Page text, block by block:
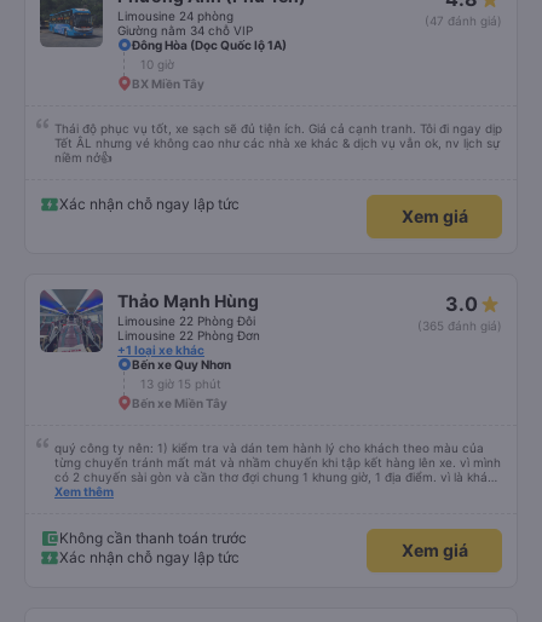
Limousine 24 phòng
Giường nằm 34 chỗ VIP
(47 đánh giá)
Đông Hòa (Dọc Quốc lộ 1A)
10 giờ
BX Miền Tây
Thái độ phục vụ tốt, xe sạch sẽ đủ tiện ích. Giá cả cạnh tranh. Tôi đi ngay dịp
Tết ÂL nhưng vé không cao như các nhà xe khác & dịch vụ vẫn ok, nv lịch sự
niềm nở👍
Xác nhận chỗ ngay lập tức
Xem giá
Thảo Mạnh Hùng
Limousine 22 Phòng Đôi
Limousine 22 Phòng Đơn
+1 loại xe khác
3.0
(365 đánh giá)
Bến xe Quy Nhơn
13 giờ 15 phút
Bến xe Miền Tây
quý công ty nên: 1) kiểm tra và dán tem hành lý cho khách theo màu của
từng chuyến tránh mất mát và nhầm chuyến khi tập kết hàng lên xe. vì mình
có 2 chuyến sài gòn và cần thơ đợi chung 1 khung giờ, 1 địa điểm. vì là khách
thân thiết của quý công ty nên rất hài lòng và tin tưởng. tuy nhiên rất mong
thì chắc chắn quy công ty là nhà xe được yêu thích và lựa chọn số 1 quy
nhơn. rất cảm ơn quý anh chị em cty cũng như chị Thảo đã lắng nghe và
tiếp nhận. " khách hàng thân thiết nhiều năm của nhà xe từ thời sinh viên"
Xem thêm
Không cần thanh toán trước
Xác nhận chỗ ngay lập tức
Xem giá